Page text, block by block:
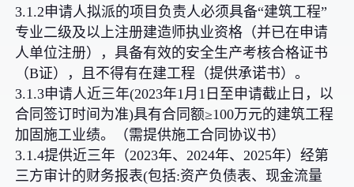
3.1.2申请人拟派的项目负责人必须具备“建筑工程”
专业二级及以上注册建造师执业资格（并已在申请
人单位注册），具备有效的安全生产考核合格证书
（B证），且不得有在建工程（提供承诺书）。
3.1.3申请人近三年(2023年1月1日至申请截止日，以
合同签订时间为准)具有合同额≥100万元的建筑工程
加固施工业绩。（需提供施工合同协议书）
3.1.4提供近三年（2023年、2024年、2025年）经第
三方审计的财务报表(包括:资产负债表、现金流量